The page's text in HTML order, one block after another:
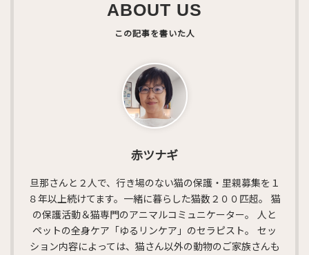
ABOUT US
赤ツナギ
旦那さんと２人で、行き場のない猫の保護・里親募集を１
８年以上続けてます。一緒に暮らした猫数２００匹超。 猫
の保護活動＆猫専門のアニマルコミュニケーター。 人と
ペットの全身ケア「ゆるリンケア」のセラピスト。 セッ
ション内容によっては、猫さん以外の動物のご家族さんも